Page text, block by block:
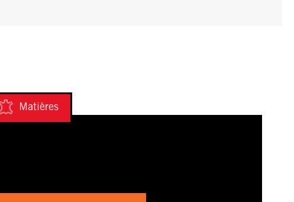
Matières